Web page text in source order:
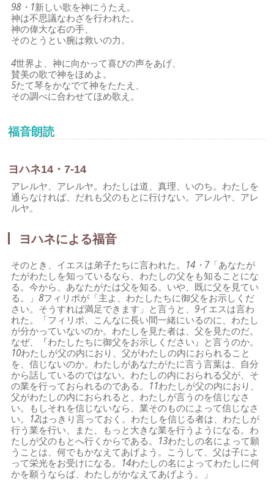
98・1新しい歌を神にうたえ。
神は不思議なわざを行われた。
神の偉大な右の手、
そのとうとい腕は救いの力。
4世界よ、神に向かって喜びの声をあげ、
賛美の歌で神をほめよ。
5たて琴をかなでて神をたたえ、
その調べに合わせてほめ歌え。
福音朗読
ヨハネ14・7-14
アレルヤ、アレルヤ。わたしは道、真理、いのち。わたしを
通らなければ、だれも父のもとに行けない。アレルヤ、アレ
ルヤ。
ヨハネによる福音
そのとき、イエスは弟子たちに言われた。 14・7「あなたが
たがわたしを知っているなら、わたしの父をも知ることにな
る。今から、あなたがたは父を知る。いや、既に父を見てい
る。」8フィリポが「主よ、わたしたちに御父をお示しくだ
さい。そうすれば満足できます」と言うと、9イエスは言わ
れた。「フィリポ、こんなに長い間一緒にいるのに、わたし
が分かっていないのか。わたしを見た者は、父を見たのだ。
なぜ、『わたしたちに御父をお示しください』と言うのか。
10わたしが父の内におり、父がわたしの内におられること
を、信じないのか。わたしがあなたがたに言う言葉は、自分
から話しているのではない。わたしの内におられる父が、そ
の業を行っておられるのである。 11わたしが父の内におり、
父がわたしの内におられると、わたしが言うのを信じなさ
い。もしそれを信じないなら、業そのものによって信じなさ
い。 12はっきり言っておく。わたしを信じる者は、わたしが
行う業を行い、また、もっと大きな業を行うようになる。わ
たしが父のもとへ行くからである。 13わたしの名によって願
うことは、何でもかなえてあげよう。こうして、父は子によ
って栄光をお受けになる。 14わたしの名によってわたしに何
かを願うならば、わたしがかなえてあげよう。」